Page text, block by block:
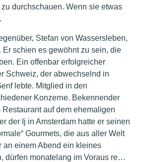
durchschauen. Wenn sie etwas
Stefan von Wassersleben,
Er schien es gewöhnt zu sein, die
Ein offenbar erfolgreicher
Schweiz, der abwechselnd in
lebte. Mitglied in den
Konzerne. Bekennender
auf dem ehemaligen
der Ij in Amsterdam hatte er seinen
Gourmets, die aus aller Welt
an einem Abend ein kleines
dürfen monatelang im Voraus re…